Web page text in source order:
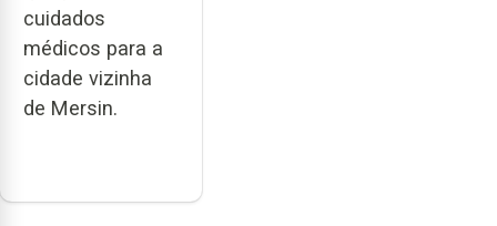
cuidados
médicos para a
cidade vizinha
de Mersin.